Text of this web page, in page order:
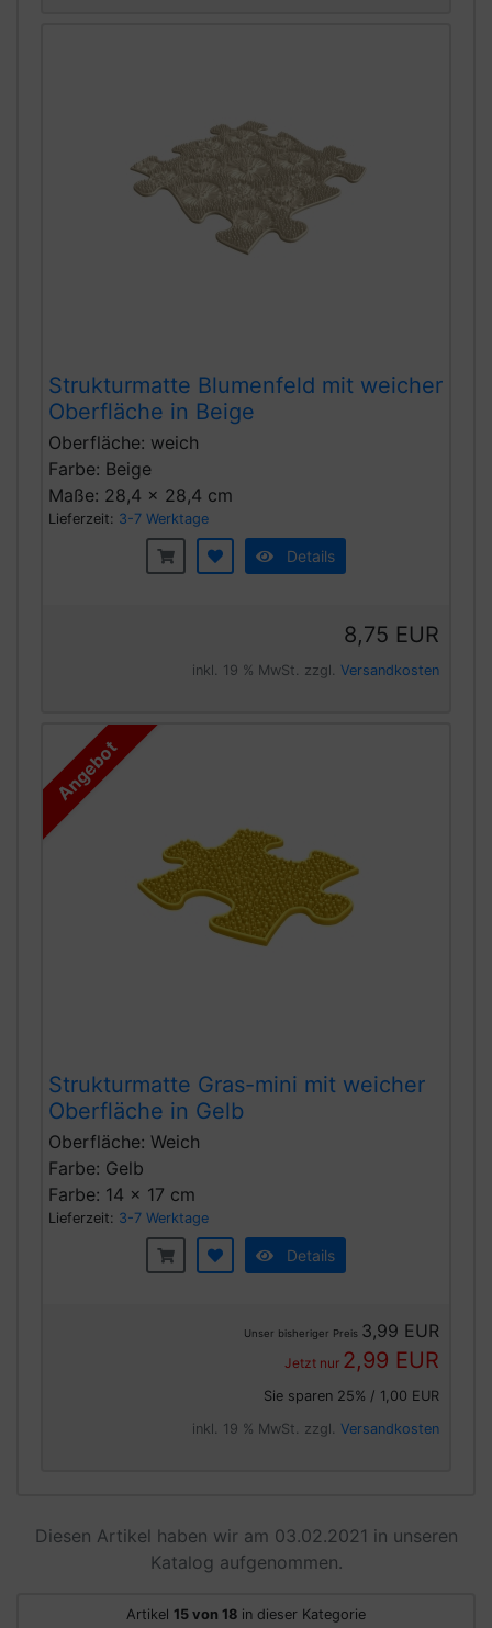
Strukturmatte Blumenfeld mit weicher
Oberfläche in Beige
Oberfläche: weich
Farbe: Beige
Maße: 28,4 x 28,4 cm
Lieferzeit: 3-7 Werktage
Details
8,75 EUR
inkl. 19 % MwSt. zzgl. Versandkosten
Angebot
Strukturmatte Gras-mini mit weicher
Oberfläche in Gelb
Oberfläche: Weich
Farbe: Gelb
Farbe: 14 x 17 cm
Lieferzeit: 3-7 Werktage
Details
Unser bisheriger Preis 3,99 EUR
Jetzt nur 2,99 EUR
Sie sparen 25% / 1,00 EUR
inkl. 19 % MwSt. zzgl. Versandkosten
Diesen Artikel haben wir am 03.02.2021 in unseren
Katalog aufgenommen.
Artikel 15 von 18 in dieser Kategorie